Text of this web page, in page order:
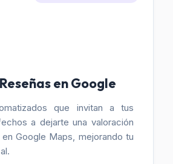
en Google
que invitan a tus
a dejarte una valoración
Google Maps, mejorando tu